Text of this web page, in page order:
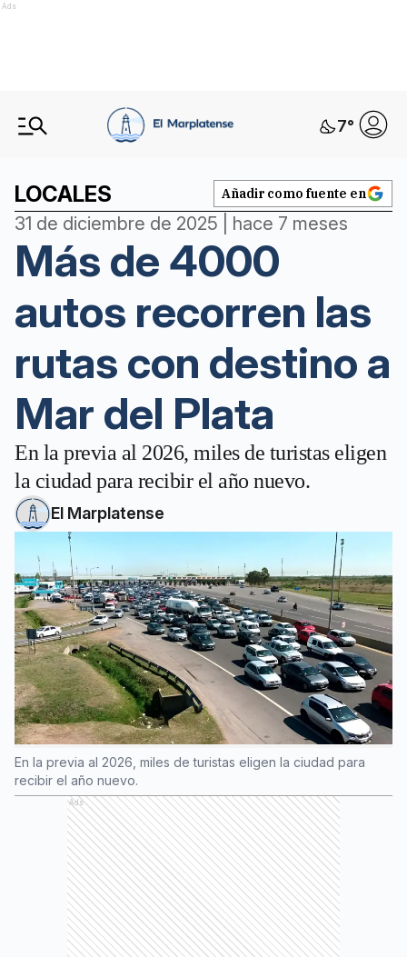
Ads
7°
LOCALES Añadir como fuente en
31 de diciembre de 2025 | hace 7 meses
Más de 4000
autos recorren las
rutas con destino a
Mar del Plata
En la previa al 2026, miles de turistas eligen
la ciudad para recibir el año nuevo.
El Marplatense
En la previa al 2026, miles de turistas eligen la ciudad para
recibir el año nuevo.
Ads